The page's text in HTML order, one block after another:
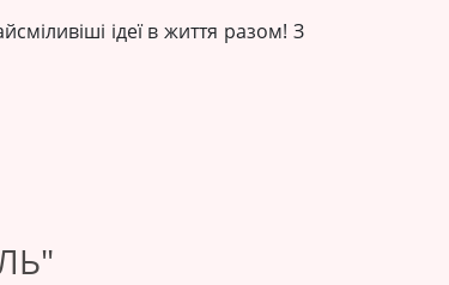
ідеї в життя разом! З